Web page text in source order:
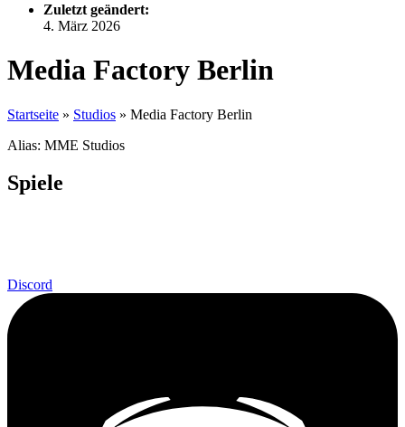
Zuletzt geändert:
4. März 2026
Media Factory Berlin
Startseite » Studios » Media Factory Berlin
Alias: MME Studios
Spiele
Discord